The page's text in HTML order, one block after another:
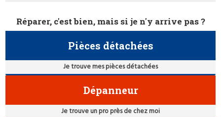
Réparer, c'est bien, mais si je n'y arrive pas ?
Pièces détachées
Je trouve mes pièces détachées
Dépanneur
Je trouve un pro près de chez moi